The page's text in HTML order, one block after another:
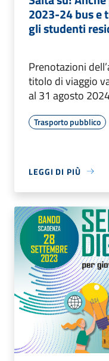
2023-24 bus e
gli studenti
Prenotazioni
titolo di viaggio
al 31 agosto
Trasporto pubblico
LEGGI DI PIÙ